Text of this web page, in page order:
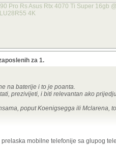
Pro Rs Asus Rtx 4070 Ti Super
4K
za 1.
na baterije i to je poanta.
prezivijeti, i biti relevantan ako
poput Koenigsegga ili Mclarena,
mobilne telefonije sa glupog